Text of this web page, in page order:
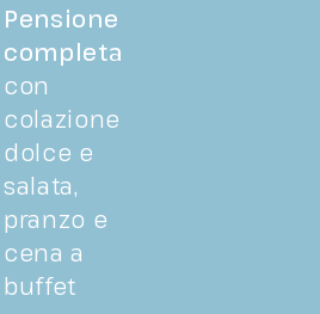
Pensione
completa
con
colazione
dolce e
salata,
pranzo e
cena a
buffet